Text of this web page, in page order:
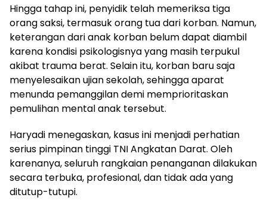
‎Hingga tahap ini, penyidik telah memeriksa tiga
orang saksi, termasuk orang tua dari korban. Namun,
keterangan dari anak korban belum dapat diambil
karena kondisi psikologisnya yang masih terpukul
akibat trauma berat. Selain itu, korban baru saja
menyelesaikan ujian sekolah, sehingga aparat
menunda pemanggilan demi memprioritaskan
pemulihan mental anak tersebut.
‎Haryadi menegaskan, kasus ini menjadi perhatian
serius pimpinan tinggi TNI Angkatan Darat. Oleh
karenanya, seluruh rangkaian penanganan dilakukan
secara terbuka, profesional, dan tidak ada yang
ditutup-tutupi.